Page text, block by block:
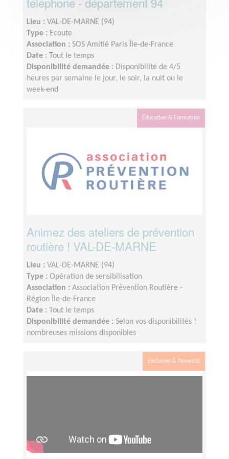
Lieu : VAL-DE-MARNE (94)
Type : Ecoute
Association : SOS Amitié Paris Île-de-France
Date :
Tout le temps
Disponibilité demandée : Disponibilité de 4/5
heures par semaine le jour, le soir, la nuit ou le
week-end
Éducation & Formation
Animez des ateliers de prévention
routière ! VAL-DE-MARNE
Lieu : VAL-DE-MARNE (94)
Type : Opération de sensibilisation
Association : Association Prévention Routière -
Région Île-de-France
Date :
Tout le temps
Disponibilité demandée : Selon vos disponibilités !
nombreuses missions disponibles
Exclusion & Pauvreté